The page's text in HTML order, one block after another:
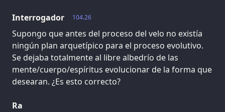
104.26
Interrogador
Supongo que antes del proceso del velo no existía
ningún plan arquetípico para el proceso evolutivo.
Se dejaba totalmente al libre albedrío de las
mente/cuerpo/espíritus evolucionar de la forma que
desearan. ¿Es esto correcto?
Ra